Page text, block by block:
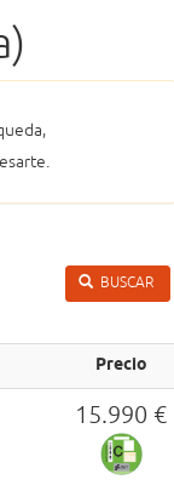
BUSCAR
Precio
15.990 €